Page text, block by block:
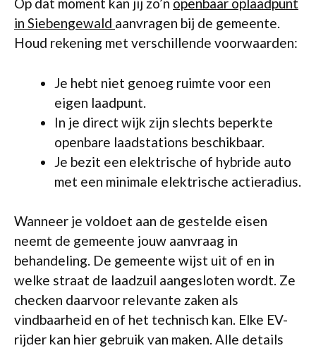
in Siebengewald aanvragen bij de gemeente.
Houd rekening met verschillende voorwaarden:
Je hebt niet genoeg ruimte voor een
eigen laadpunt.
In je direct wijk zijn slechts beperkte
openbare laadstations beschikbaar.
Je bezit een elektrische of hybride auto
met een minimale elektrische actieradius.
Wanneer je voldoet aan de gestelde eisen
neemt de gemeente jouw aanvraag in
behandeling. De gemeente wijst uit of en in
welke straat de laadzuil aangesloten wordt. Ze
checken daarvoor relevante zaken als
vindbaarheid en of het technisch kan. Elke EV-
rijder kan hier gebruik van maken. Alle details